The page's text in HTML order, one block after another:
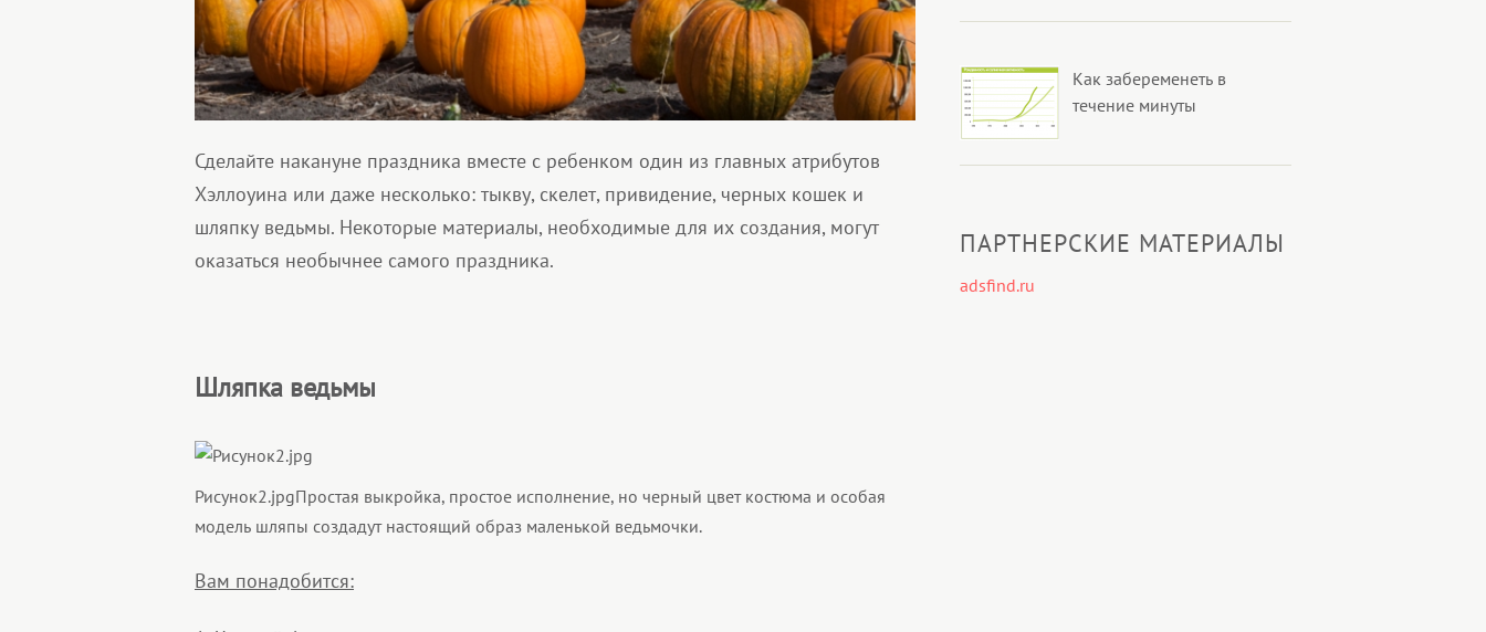
Как забеременеть в
течение минуты
ПАРТНЕРСКИЕ МАТЕРИАЛЫ
adsfind.ru
Сделайте накануне праздника вместе с ребенком один из главных атрибутов
Хэллоуина или даже несколько: тыкву, скелет, привидение, черных кошек и
шляпку ведьмы. Некоторые материалы, необходимые для их создания, могут
оказаться необычнее самого праздника.
Шляпка ведьмы
Рисунок2.jpgПростая выкройка, простое исполнение, но черный цвет костюма и особая
модель шляпы создадут настоящий образ маленькой ведьмочки.
Вам понадобится: